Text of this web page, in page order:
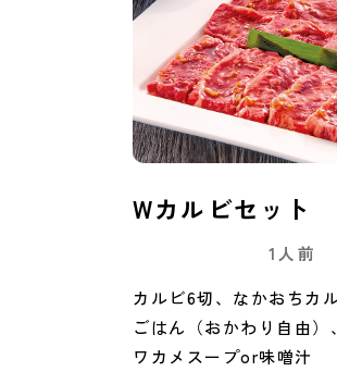
Wカルビセット
1人前
カルビ6切、なかおちカ
ごはん（おかわり自由）
ワカメスープor味噌汁